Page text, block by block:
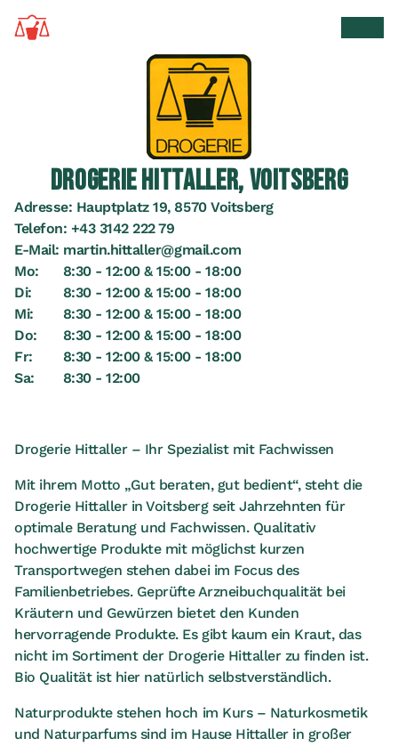
Zur Startseite
DROGERIE HITTALLER, VOITSBERG
Adresse: Hauptplatz 19, 8570 Voitsberg
Telefon: +43 3142 222 79
E-Mail: martin.hittaller@gmail.com
Mo:
8:30 - 12:00 & 15:00 - 18:00
Di:
8:30 - 12:00 & 15:00 - 18:00
Mi:
8:30 - 12:00 & 15:00 - 18:00
Do:
8:30 - 12:00 & 15:00 - 18:00
Fr:
8:30 - 12:00 & 15:00 - 18:00
Sa:
8:30 - 12:00
Drogerie Hittaller – Ihr Spezialist mit Fachwissen
Mit ihrem Motto „Gut beraten, gut bedient“, steht die
Drogerie Hittaller in Voitsberg seit Jahrzehnten für
optimale Beratung und Fachwissen. Qualitativ
hochwertige Produkte mit möglichst kurzen
Transportwegen stehen dabei im Focus des
Familienbetriebes. Geprüfte Arzneibuchqualität bei
Kräutern und Gewürzen bietet den Kunden
hervorragende Produkte. Es gibt kaum ein Kraut, das
nicht im Sortiment der Drogerie Hittaller zu finden ist.
Bio Qualität ist hier natürlich selbstverständlich.
Naturprodukte stehen hoch im Kurs – Naturkosmetik
und Naturparfums sind im Hause Hittaller in großer